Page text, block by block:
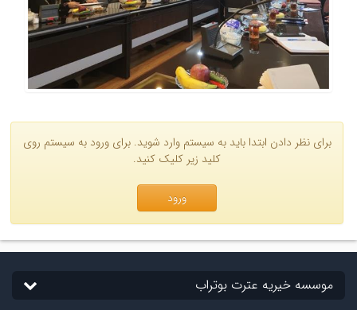
برای نظر دادن ابتدا باید به سیستم وارد شوید. برای ورود به سیستم روی
کلید زیر کلیک کنید.
ورود
موسسه خیریه عترت بوتراب